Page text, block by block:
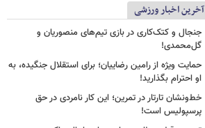
آخرین اخبار ورزشی
جنجال و کتک‌کاری در بازی تیم‌های منصوریان و
گل‌محمدی!
حمایت ویژه از رامین رضاییان؛ برای استقلال جنگیده، به
او احترام بگذارید!
خط‌ونشان تارتار در تمرین؛ این کار نامردی در حق
پرسپولیس است!